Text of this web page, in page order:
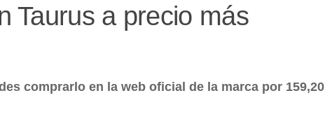
Taurus a precio más
comprarlo en la web oficial de la marca por 159,20